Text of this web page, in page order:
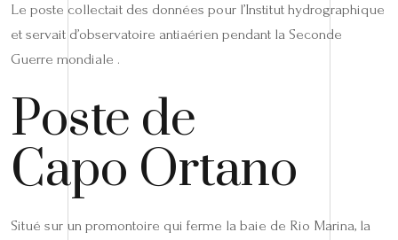
Le poste collectait des données pour l’Institut hydrographique
et servait d’observatoire antiaérien pendant la Seconde
Guerre mondiale .
Poste de
Capo Ortano
Situé sur un promontoire qui ferme la baie de Rio Marina, la